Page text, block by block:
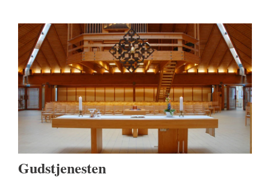
Gudstjenesten